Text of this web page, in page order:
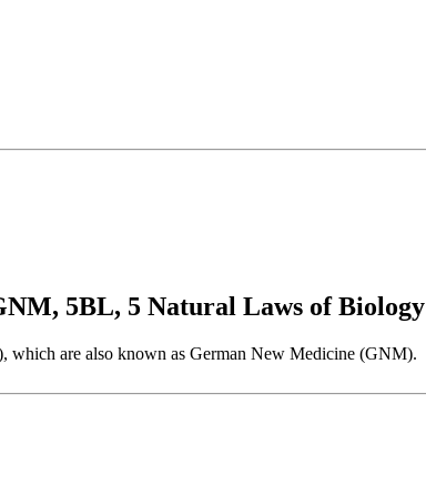
5BL, 5 Natural Laws of Biology
are also known as German New Medicine (GNM).